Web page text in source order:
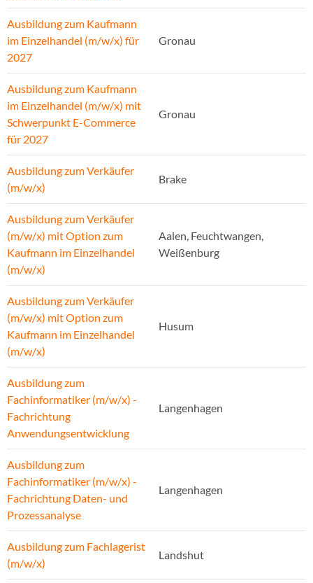
Ausbildung zum Kaufmann
im Einzelhandel (m/w/x) für
2027
Gronau
Ausbildung zum Kaufmann
im Einzelhandel (m/w/x) mit
Schwerpunkt E-Commerce
für 2027
Gronau
Ausbildung zum Verkäufer
(m/w/x)
Brake
Ausbildung zum Verkäufer
(m/w/x) mit Option zum
Kaufmann im Einzelhandel
(m/w/x)
Aalen, Feuchtwangen,
Weißenburg
Ausbildung zum Verkäufer
(m/w/x) mit Option zum
Kaufmann im Einzelhandel
(m/w/x)
Husum
Ausbildung zum
Fachinformatiker (m/w/x) -
Fachrichtung
Anwendungsentwicklung
Langenhagen
Ausbildung zum
Fachinformatiker (m/w/x) -
Fachrichtung Daten- und
Prozessanalyse
Langenhagen
Ausbildung zum Fachlagerist
(m/w/x)
Landshut